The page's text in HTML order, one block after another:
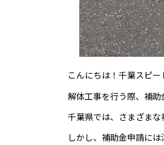
こんにちは！千葉スピー
解体工事を行う際、補
千葉県では、さまざまな
しかし、補助金申請に